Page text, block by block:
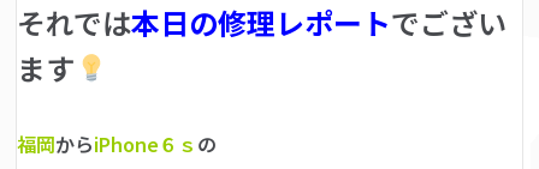
それでは本日の修理レポートでござい
ます
福岡からiPhone６ｓ の